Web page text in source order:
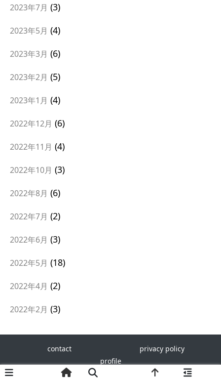
2023年7月 3
2023年5月 4
2023年3月 6
2023年2月 5
2023年1月 4
2022年12月 6
2022年11月 4
2022年10月 3
2022年8月 6
2022年7月 2
2022年6月 3
2022年5月 18
2022年4月 2
2022年2月 3
contact
privacy policy
profile